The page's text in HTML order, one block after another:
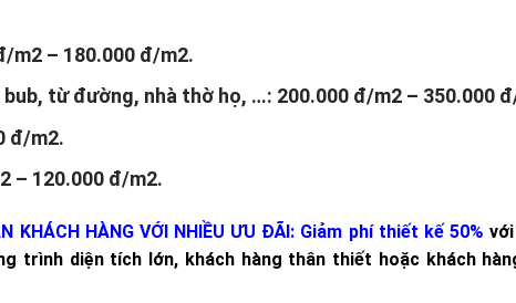
m2 – 180.000 đ/m2.
từ đường, nhà thờ họ, …: 200.000 đ/m2 – 350.000
đ/m2.
– 120.000 đ/m2.
KHÁCH HÀNG VỚI NHIỀU ƯU ĐÃI: Giảm phí thiết kế 50%
trình diện tích lớn, khách hàng thân thiết hoặc khách